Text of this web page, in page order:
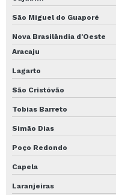
São Miguel do Guaporé
Nova Brasilândia d'Oeste
Aracaju
Lagarto
São Cristóvão
Tobias Barreto
Simão Dias
Poço Redondo
Capela
Laranjeiras